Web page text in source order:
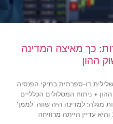
כך מאיצה המדינה
ההון
דו-ספרתית בתיקי הפנסיה
• ניתוח המסלולים הכלליים
מגלה: למדינה היה שווה 'לממן'